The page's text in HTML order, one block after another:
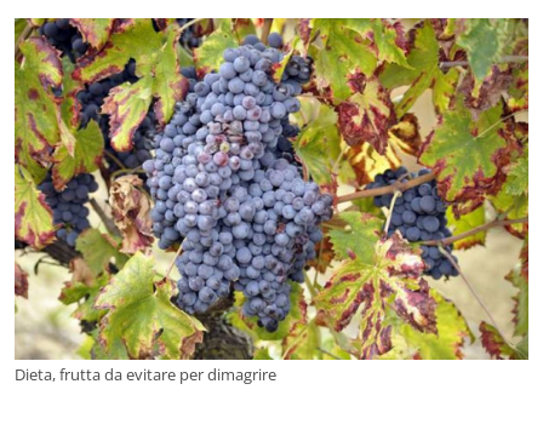
Dieta, frutta da evitare per dimagrire